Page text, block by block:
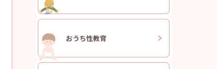
おうち性教育